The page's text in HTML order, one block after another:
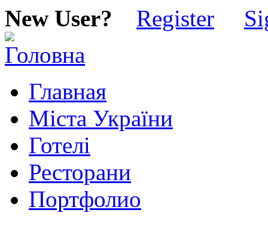
New User? Register
Главная
Міста України
Готелі
Ресторани
Портфолио